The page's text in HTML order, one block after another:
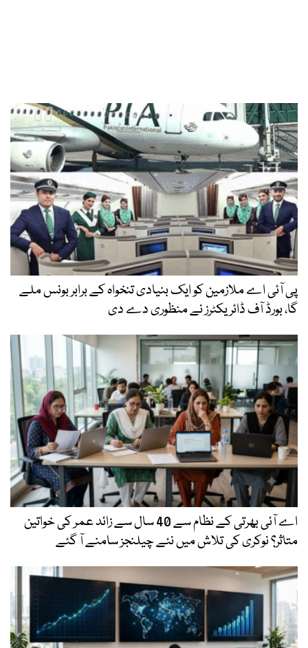
پی آئی اے ملازمین کو ایک بنیادی تنخواہ کے برابر بونس ملے
گا، بورڈ آف ڈائریکٹرز نے منظوری دے دی
اے آئی بھرتی کے نظام سے 40 سال سے زائد عمر کی خواتین
متاثر؟ نوکری کی تلاش میں نئے چیلنجز سامنے آ گئے